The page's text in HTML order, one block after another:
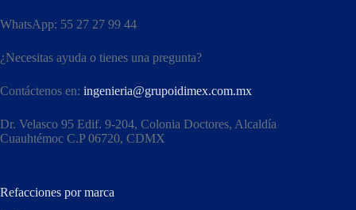
WhatsApp: 55 27 27 99 44
¿Necesitas ayuda o tienes una pregunta?
Contáctenos en: ingenieria@grupoidimex.com.mx
Dr. Velasco 95 Edif. 9-204, Colonia Doctores, Alcaldía
Cuauhtémoc C.P 06720, CDMX​
Refacciones por marca